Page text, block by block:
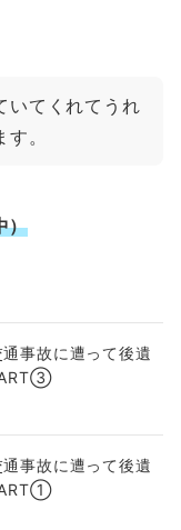
いてくれてうれ
。
）
事故に遭って後遺
事故に遭って後遺